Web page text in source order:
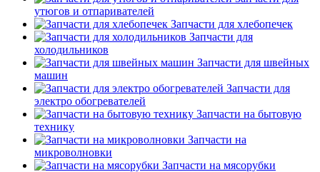
утюгов и отпаривателей
Запчасти для хлебопечек
Запчасти для
холодильников
Запчасти для швейных
машин
Запчасти для
электро обогревателей
Запчасти на бытовую
технику
Запчасти на
микроволновки
Запчасти на мясорубки